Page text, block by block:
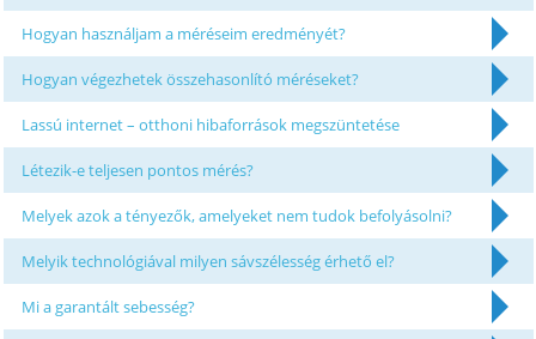
Hogyan használjam a méréseim eredményét?
Hogyan végezhetek összehasonlító méréseket?
Lassú internet – otthoni hibaforrások megszüntetése
Létezik-e teljesen pontos mérés?
Melyek azok a tényezők, amelyeket nem tudok befolyásolni?
Melyik technológiával milyen sávszélesség érhető el?
Mi a garantált sebesség?